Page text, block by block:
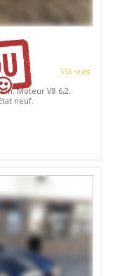
556 vues
Moteur V8 6,2.
neuf.